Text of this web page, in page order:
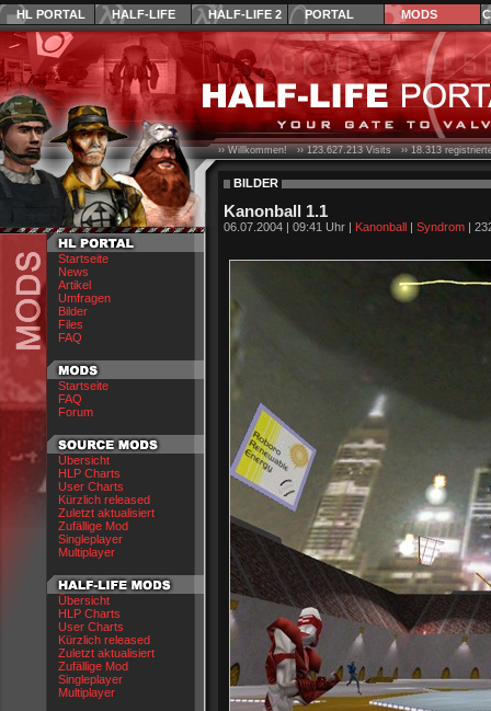
HL PORTAL HALF-LIFE HALF-LIFE 2 PORTAL MODS
Startseite
News
Artikel
Umfragen
Bilder
Files
FAQ
Startseite
FAQ
Forum
Übersicht
HLP Charts
User Charts
Kürzlich released
Zuletzt aktualisiert
Zufällige Mod
Singleplayer
Multiplayer
Übersicht
HLP Charts
User Charts
Kürzlich released
Zuletzt aktualisiert
Zufällige Mod
Singleplayer
Multiplayer
›› Willkommen! ››123.627.213Visits ››18.313
BILDER
Kanonball 1.1
06.07.2004 | 09:41 Uhr | Kanonball | Syndrom |